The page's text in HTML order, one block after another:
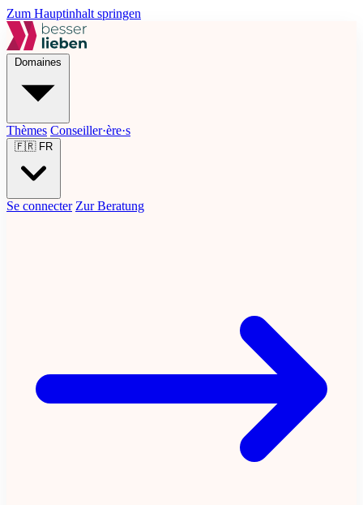
Zum Hauptinhalt springen
Domaines
Thèmes Conseiller·ère·s
🇫🇷 FR
Se connecter Zur Beratung